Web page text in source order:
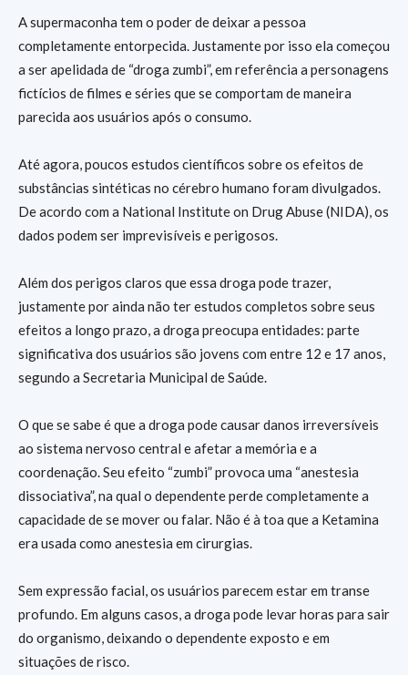
A supermaconha tem o poder de deixar a pessoa
completamente entorpecida. Justamente por isso ela começou
a ser apelidada de “droga zumbi”, em referência a personagens
fictícios de filmes e séries que se comportam de maneira
parecida aos usuários após o consumo.
Até agora, poucos estudos científicos sobre os efeitos de
substâncias sintéticas no cérebro humano foram divulgados.
De acordo com a National Institute on Drug Abuse (NIDA), os
dados podem ser imprevisíveis e perigosos.
Além dos perigos claros que essa droga pode trazer,
justamente por ainda não ter estudos completos sobre seus
efeitos a longo prazo, a droga preocupa entidades: parte
significativa dos usuários são jovens com entre 12 e 17 anos,
segundo a Secretaria Municipal de Saúde.
O que se sabe é que a droga pode causar danos irreversíveis
ao sistema nervoso central e afetar a memória e a
coordenação. Seu efeito “zumbi” provoca uma “anestesia
dissociativa”, na qual o dependente perde completamente a
capacidade de se mover ou falar. Não é à toa que a Ketamina
era usada como anestesia em cirurgias.
Sem expressão facial, os usuários parecem estar em transe
profundo. Em alguns casos, a droga pode levar horas para sair
do organismo, deixando o dependente exposto e em
situações de risco.